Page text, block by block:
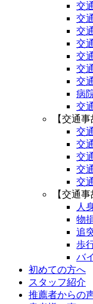
交
交
交
交
交
交
交
病
交
【交通
交
交
交
交
交
【交通
人
物
追
歩
バ
初めての方へ
スタッフ紹介
推薦者からの